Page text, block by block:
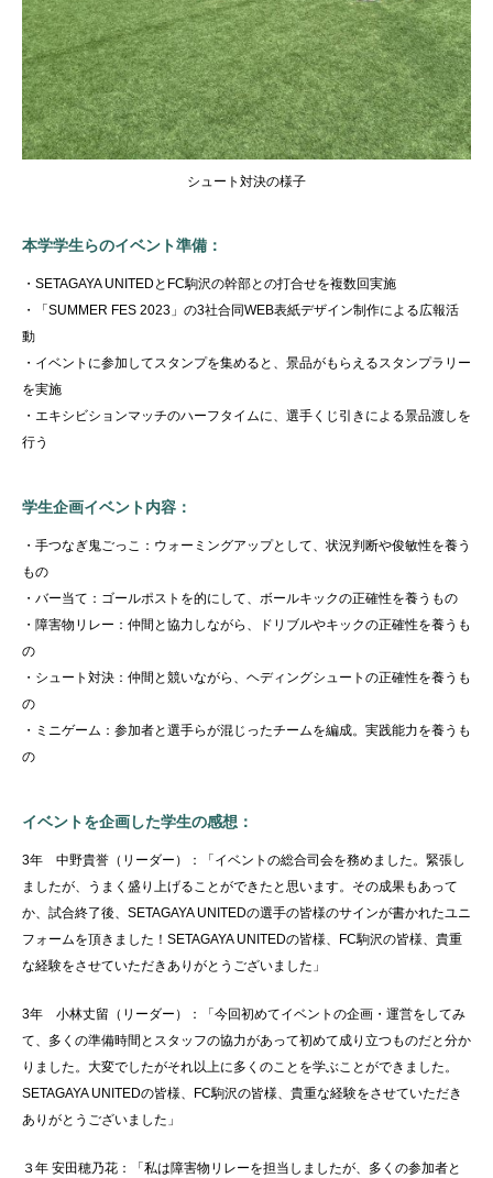
シュート対決の様子
本学学生らのイベント準備：
・SETAGAYA UNITEDとFC駒沢の幹部との打合せを複数回実施
・「SUMMER FES 2023」の3社合同WEB表紙デザイン制作による広報活
動
・イベントに参加してスタンプを集めると、景品がもらえるスタンプラリー
を実施
・エキシビションマッチのハーフタイムに、選手くじ引きによる景品渡しを
行う
学生企画イベント内容：
・手つなぎ鬼ごっこ：ウォーミングアップとして、状況判断や俊敏性を養う
もの
・バー当て：ゴールポストを的にして、ボールキックの正確性を養うもの
・障害物リレー：仲間と協力しながら、ドリブルやキックの正確性を養うも
の
・シュート対決：仲間と競いながら、ヘディングシュートの正確性を養うも
の
・ミニゲーム：参加者と選手らが混じったチームを編成。実践能力を養うも
の
イベントを企画した学生の感想：
3年 中野貴誉（リーダー）：「イベントの総合司会を務めました。緊張し
ましたが、うまく盛り上げることができたと思います。その成果もあって
か、試合終了後、SETAGAYA UNITEDの選手の皆様のサインが書かれたユニ
フォームを頂きました！SETAGAYA UNITEDの皆様、FC駒沢の皆様、貴重
な経験をさせていただきありがとうございました」
3年 小林丈留（リーダー）：「今回初めてイベントの企画・運営をしてみ
て、多くの準備時間とスタッフの協力があって初めて成り立つものだと分か
りました。大変でしたがそれ以上に多くのことを学ぶことができました。
SETAGAYA UNITEDの皆様、FC駒沢の皆様、貴重な経験をさせていただき
ありがとうございました」
３年 安田穂乃花：「私は障害物リレーを担当しましたが、多くの参加者と